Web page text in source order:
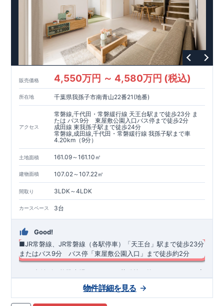
【買い物施設】
・マルキョウ那珂川店…約4 0 0 m（ 徒歩5 ～ 6 分）
・ダイレックス那珂川店…約6 5 0 m（ 徒歩9 分）
・セブンイレブン那珂川片縄西4丁目店…約3 5 0 m（ 徒歩5
・大賀ドラッグストア那珂川店…約8 5 0 m（ 徒歩11 分）
・MEGAドン・キホーテ那珂川店…約1,200m（徒歩15 ～ 16
【その他施設】 ・福岡中央銀行鶴田支店…約9 0 0 m（徒歩12
～ 13分）
・つちもり脳神経外科・内科クリニック…約1,400m（徒歩18
・国立病院機構福岡病院…約2,100m（徒歩27 ～ 30分）
・福岡鶴田郵便局…約9 5 0 m（徒歩12 ～ 13分）
・下原公園…約4 0 0 m（ 徒歩5 分）
東栄住宅の家づくりへのこだわり
■『長期優良住宅』取得
住宅性能評価ダブル取得
■『BELS』一次エネルギー消費量等級6取得
■耐震等級3（地震に強い）
■断熱性能と省エネ
■全棟自社一貫体制
■充実のアフターサポート
※クリックで各詳細ページに移動します♪
★★★
現地案内ご予約受付中
いつでもお気軽にお問合せください！
営業時間 9時30分～18時30分
定休日 火曜・水曜・夏季休暇・年末年始など
スマートフォンで見やすい特設サイトはこちら
https://www.e-blooming.com/bukken/83575034/
販売価格 4,550万円 ～ 4,580万円 (税込)
所在地 千葉県我孫子市南青山22番21(地番)
アクセス
常磐線,千代田・常磐緩行線 天王台駅まで徒歩23分 ま
たは バス9分 東屋敷公園入口バス停まで徒歩2分
成田線 東我孫子駅まで徒歩24分
常磐線,成田線,千代田・常磐緩行線 我孫子駅まで車
4.20km（9分）
土地面積 161.09～161.10㎡
建物面積 107.02～107.22㎡
間取り 3LDK～4LDK
カースペース 3台
Good!
■JR常磐線、JR常磐線（各駅停車）「天王台」駅まで徒歩23分
​またはバス9分 バス停「東屋敷公園入口」まで徒歩約2分
​ ​・3台並列可能駐車場 ​・雨の日や花粉等で外に干せない日も安
ャレなデザインが特徴的な洗面化粧台。継ぎ目がないカウンタ
物件詳細を見る